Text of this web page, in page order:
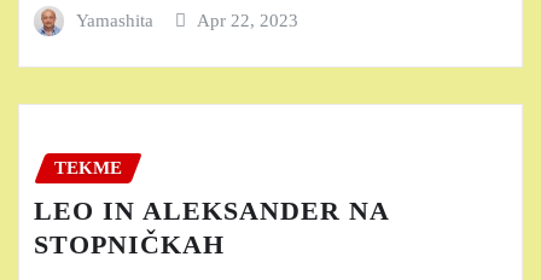
Yamashita Apr 22, 2023
TEKME
LEO IN ALEKSANDER NA
STOPNIČKAH